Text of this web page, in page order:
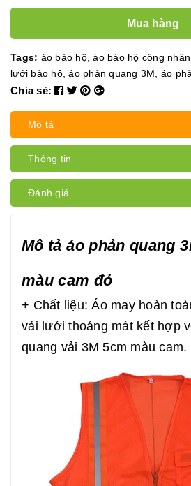
Mua hàng
Tags: áo bảo hộ,áo bảo hộ công nhân
lưới bảo hộ,áo phản quang 3M áo
Chia sẻ:
Mô tả
Thông tin
Đánh giá
Mô tả áo phản quang
màu cam đỏ
+ Chất liệu: Áo may hoàn
vải lưới thoáng mát kết hợp
quang vải 3M 5cm màu cam.